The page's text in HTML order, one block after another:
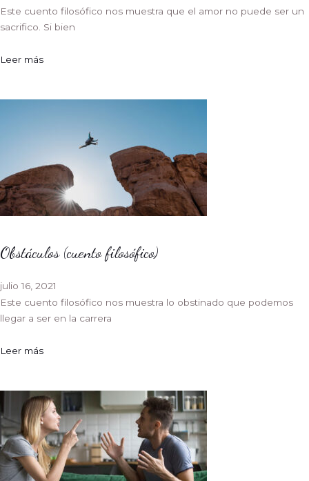
Este cuento filosófico nos muestra que el amor no puede ser un
sacrifico. Si bien
Leer más
Obstáculos (cuento filosófico)
julio 16, 2021
Este cuento filosófico nos muestra lo obstinado que podemos
llegar a ser en la carrera
Leer más